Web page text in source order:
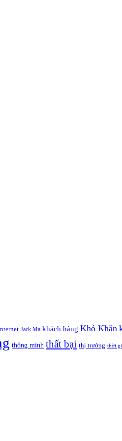
Jack Ma khách hàng Khó Khăn
thông minh thất bại thị trường thời